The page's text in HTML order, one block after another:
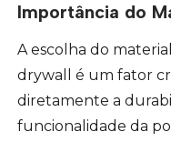
Importância do
A escolha do
drywall é um fator
diretamente a
funcionalidade da